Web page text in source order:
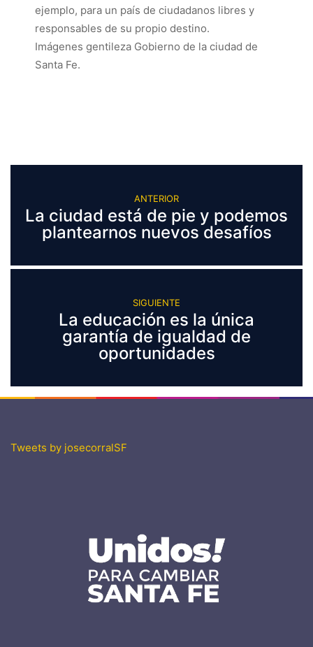
ejemplo, para un país de ciudadanos libres y
responsables de su propio destino.
Imágenes gentileza Gobierno de la ciudad de
Santa Fe.
ANTERIOR
La ciudad está de pie y podemos
plantearnos nuevos desafíos
SIGUIENTE
La educación es la única
garantía de igualdad de
oportunidades
Tweets by josecorralSF